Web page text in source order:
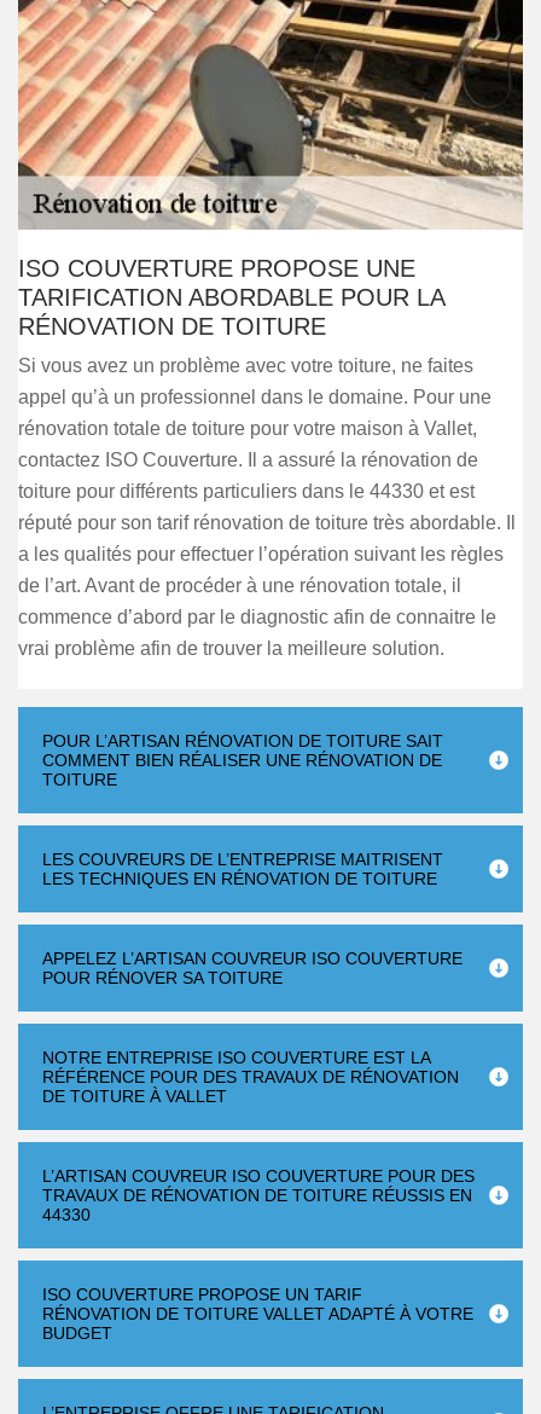
ISO COUVERTURE PROPOSE UNE
TARIFICATION ABORDABLE POUR LA
RÉNOVATION DE TOITURE
Si vous avez un problème avec votre toiture, ne faites
appel qu’à un professionnel dans le domaine. Pour une
rénovation totale de toiture pour votre maison à Vallet,
contactez ISO Couverture. Il a assuré la rénovation de
toiture pour différents particuliers dans le 44330 et est
réputé pour son tarif rénovation de toiture très abordable. Il
a les qualités pour effectuer l’opération suivant les règles
de l’art. Avant de procéder à une rénovation totale, il
commence d’abord par le diagnostic afin de connaitre le
vrai problème afin de trouver la meilleure solution.
POUR L’ARTISAN RÉNOVATION DE TOITURE SAIT
COMMENT BIEN RÉALISER UNE RÉNOVATION DE
TOITURE
LES COUVREURS DE L’ENTREPRISE MAITRISENT
LES TECHNIQUES EN RÉNOVATION DE TOITURE
APPELEZ L’ARTISAN COUVREUR ISO COUVERTURE
POUR RÉNOVER SA TOITURE
NOTRE ENTREPRISE ISO COUVERTURE EST LA
RÉFÉRENCE POUR DES TRAVAUX DE RÉNOVATION
DE TOITURE À VALLET
L’ARTISAN COUVREUR ISO COUVERTURE POUR DES
TRAVAUX DE RÉNOVATION DE TOITURE RÉUSSIS EN
44330
ISO COUVERTURE PROPOSE UN TARIF
RÉNOVATION DE TOITURE VALLET ADAPTÉ À VOTRE
BUDGET